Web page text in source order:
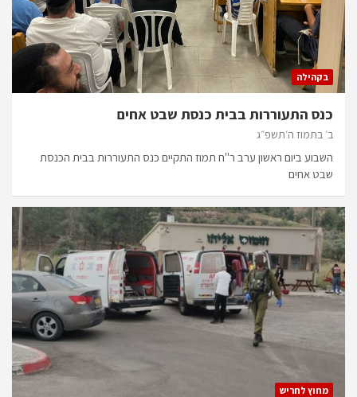
בקהילה
כנס התעוררות בבית כנסת שבט אחים
ב׳ בתמוז ה׳תשפ״ג
השבוע ביום ראשון ערב ר"ח תמוז התקיים כנס התעוררות בבית הכנסת
שבט אחים
מחוץ לחריש